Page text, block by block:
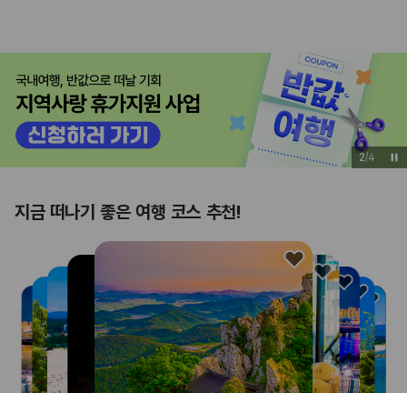
2/4
지금 떠나기 좋은 여행 코스 추천!